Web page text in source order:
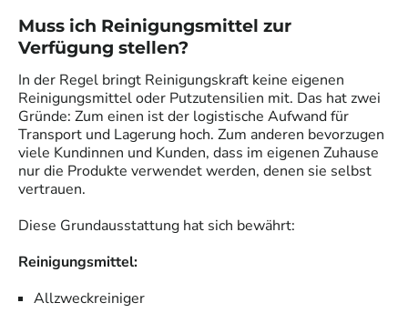
Muss ich Reinigungsmittel zur
Verfügung stellen?
In der Regel bringt Reinigungskraft keine eigenen
Reinigungsmittel oder Putzutensilien mit. Das hat zwei
Gründe: Zum einen ist der logistische Aufwand für
Transport und Lagerung hoch. Zum anderen bevorzugen
viele Kundinnen und Kunden, dass im eigenen Zuhause
nur die Produkte verwendet werden, denen sie selbst
vertrauen.
Diese Grundausstattung hat sich bewährt:
Reinigungsmittel:
Allzweckreiniger